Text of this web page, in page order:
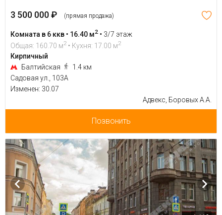
3 500 000 ₽ (прямая продажа)
Комната в 6 ккв • 16.40 м2 • 3/7 этаж
Общая: 160.70 м2 • Кухня: 17.00 м2
Кирпичный
Балтийская
1.4 км
Садовая ул., 103А
Изменен: 30.07
Адвекс, Боровых А.А.
Позвонить